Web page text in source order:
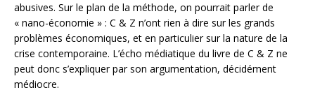
abusives. Sur le plan de la méthode, on pourrait parler de
« nano-économie » : C & Z n’ont rien à dire sur les grands
problèmes économiques, et en particulier sur la nature de la
crise contemporaine. L’écho médiatique du livre de C & Z ne
peut donc s’expliquer par son argumentation, décidément
médiocre.